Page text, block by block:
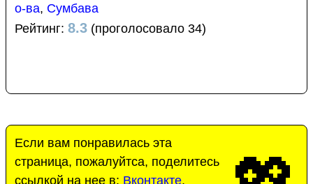
о-ва, Сумбава
Рейтинг: 8.3 (проголосовало 34)
Если вам понравилась эта
страница, пожалуйтса, поделитесь
ссылкой на нее в: Вконтакте,